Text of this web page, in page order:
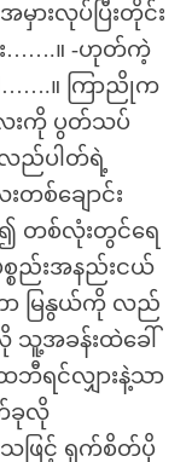
ားလုပ်ပြီးတိုင်း
း…….။ -ဟုတ်ကဲ့
ါ…….။ ကြာညိုက
းကို ပွတ်သပ်
လည်ပါတ်ရဲ့
စ်ချောင်း
တစ်လုံးတွင်ရေ
စည်းအနည်းငယ်
ာ မြနွယ်ကို လည်
သူ့အခန်းထဲခေါ်
ဘီရင်လျှားနဲ့သာ
ခုလို
ဖြင့် ရှက်စိတ်ပို